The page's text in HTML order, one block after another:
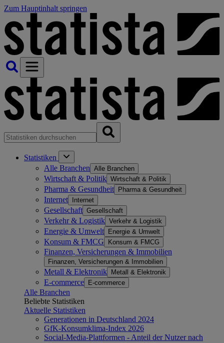
Zum Hauptinhalt springen
Statistiken
Alle Branchen Alle Branchen
Wirtschaft & Politik Wirtschaft & Politik
Pharma & Gesundheit Pharma & Gesundheit
Internet Internet
Gesellschaft Gesellschaft
Verkehr & Logistik Verkehr & Logistik
Energie & Umwelt Energie & Umwelt
Konsum & FMCG Konsum & FMCG
Finanzen, Versicherungen & Immobilien
Finanzen, Versicherungen & Immobilien
Metall & Elektronik Metall & Elektronik
E-commerce E-commerce
Alle Branchen
Beliebte Statistiken
Aktuelle Statistiken
Generationen in Deutschland 2024
GfK-Konsumklima-Index 2026
Social-Media-Plattformen - Anteil der Nutzer nach